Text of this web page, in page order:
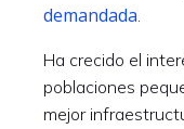
demandada.
Ha crecido el
poblaciones
mejor